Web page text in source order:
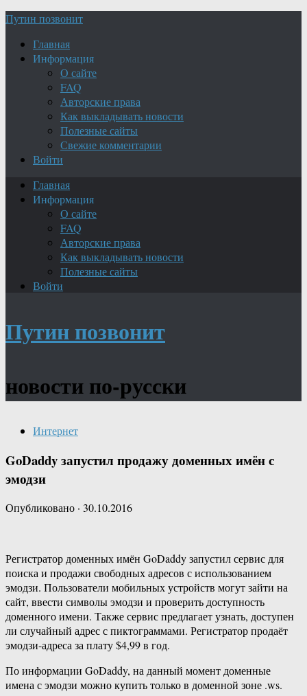
Путин позвонит
Главная
Информация
О сайте
FAQ
Авторские права
Как выкладывать новости
Полезные сайты
Свежие комментарии
Войти
Главная
Информация
О сайте
FAQ
Авторские права
Как выкладывать новости
Полезные сайты
Войти
Путин позвонит
новости по-русски
Интернет
GoDaddy запустил продажу доменных имён с
эмодзи
Опубликовано · 30.10.2016
Регистратор доменных имён GoDaddy запустил сервис для
поиска и продажи свободных адресов с использованием
эмодзи. Пользователи мобильных устройств могут зайти на
сайт, ввести символы эмодзи и проверить доступность
доменного имени. Также сервис предлагает узнать, доступен
ли случайный адрес с пиктограммами. Регистратор продаёт
эмодзи-адреса за плату $4,99 в год.
По информации GoDaddy, на данный момент доменные
имена с эмодзи можно купить только в доменной зоне .ws.